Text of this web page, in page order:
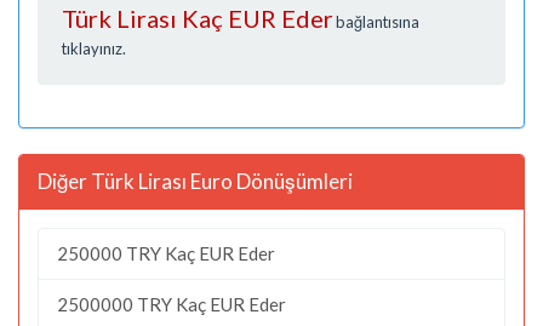
Türk Lirası Kaç EUR Ederbağlantısına
tıklayınız.
Diğer Türk Lirası Euro Dönüşümleri
250000 TRY Kaç EUR Eder
2500000 TRY Kaç EUR Eder